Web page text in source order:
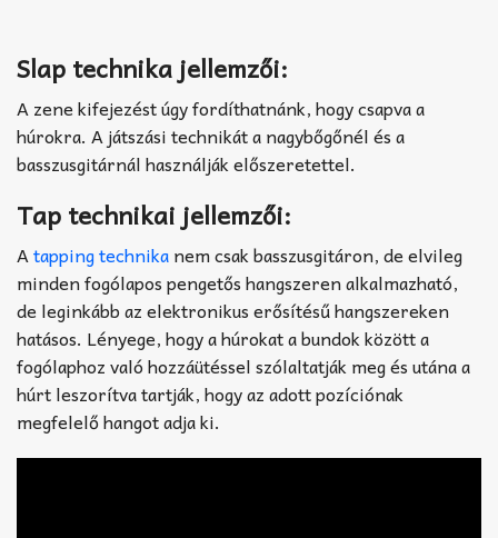
Slap technika jellemzői:
A zene kifejezést úgy fordíthatnánk, hogy csapva a
húrokra. A játszási technikát a nagybőgőnél és a
basszusgitárnál használják előszeretettel.
Tap technikai jellemzői:
Atapping technikanem csak basszusgitáron, de elvileg
minden fogólapos pengetős hangszeren alkalmazható,
de leginkább az elektronikus erősítésű hangszereken
hatásos. Lényege, hogy a húrokat a bundok között a
fogólaphoz való hozzáütéssel szólaltatják meg és utána a
húrt leszorítva tartják, hogy az adott pozíciónak
megfelelő hangot adja ki.